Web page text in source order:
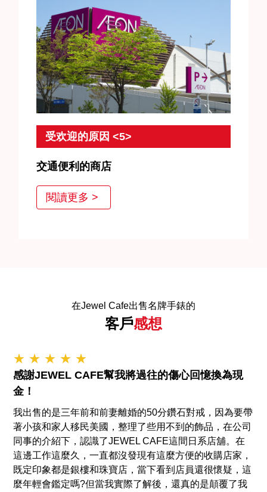
受欢迎的原因 <5>
交通便利的商店
JEWEL CAFE在地铁站、公交站、十字路口等方便的
地方都有店面。我们的目标是创造一个舒适的空间，
让顾客可以自由进入。
閱讀更多 >
在Jewel Cafe出售名牌手錶的
客戶感想
★ ★ ★ ★ ★
感謝JEWEL CAFE幫我將過往的傷心回憶換為現
金！
我出售的是三年前和前妻離婚的50分鑽石對戒，因為要帶
著小孩和家人移民美國，整理了些用不到的飾品，在公司
同事的介紹下，認識了JEWEL CAFE這間日系店舖。在
這邊工作這麼久，一直都沒發現有這麼方便的收購店家，
既定印象都是銀樓和珠寶店，當下看到店員還很懷疑，這
麼年輕會鑑定嗎?但當我實際了解後，還真的是顛覆了我